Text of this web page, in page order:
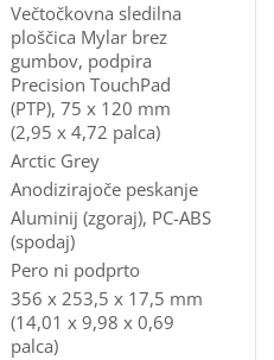
Večtočkovna sledilna
ploščica Mylar brez
gumbov, podpira
Precision TouchPad
(PTP), 75 x 120 mm
(2,95 x 4,72 palca)
Arctic Grey
Anodizirajoče peskanje
Aluminij (zgoraj), PC-ABS
(spodaj)
Pero ni podprto
356 x 253,5 x 17,5 mm
(14,01 x 9,98 x 0,69
palca)